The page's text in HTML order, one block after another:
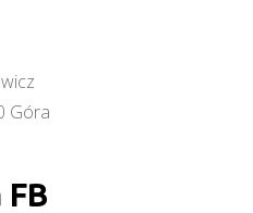
Góra
FB